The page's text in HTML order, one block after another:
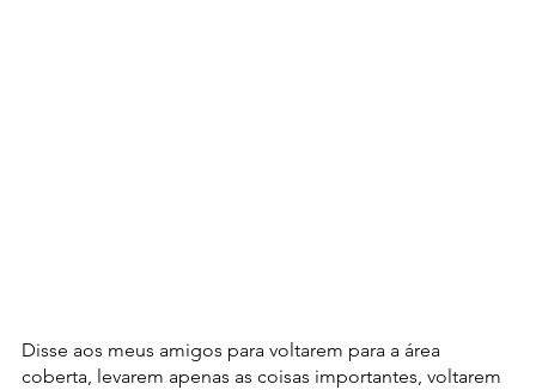
Disse aos meus amigos para voltarem para a área
coberta, levarem apenas as coisas importantes, voltarem